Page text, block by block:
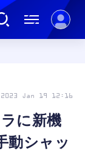
に新機
動シャッ
2023 Jan 19 12:16